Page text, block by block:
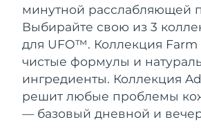
минутной расслабляющей
Выбирайте свою из 3
для UFO™. Коллекция
чистые формулы и
ингредиенты. Коллекция
решит любые проблемы
— базовый дневной и